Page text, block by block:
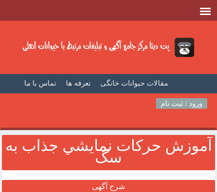
تماس با ما تعرفه ها مقالات حیوانات خانگی
صفحه اصلی
ورود / ثبت نام
آموزش حرکات نمايشي جذاب به
سگ
شرح آگهی